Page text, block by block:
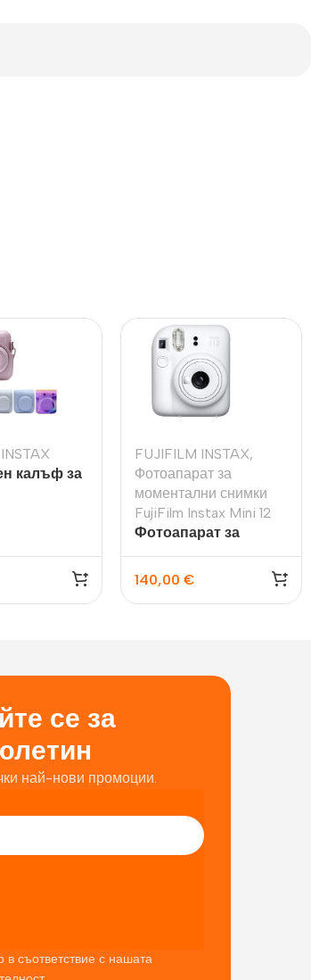
калъф за
FUJIFILM INSTAX,
Фотоапарат за
моментални снимки
FujiFilm Instax Mini 12
Фотоапарат за
FujiFilm Instax Mini 12,
бял
140,00 €
се за
най-нови промоции.
съответствие с нашата